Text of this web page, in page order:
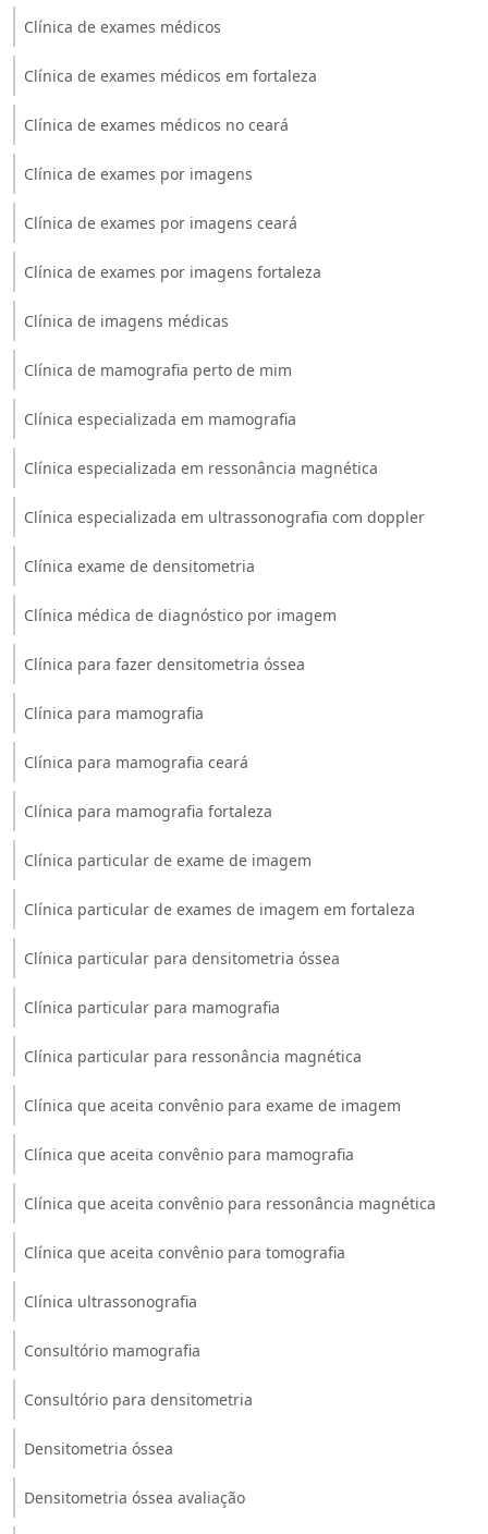
Clínica de exames médicos
Clínica de exames médicos em fortaleza
Clínica de exames médicos no ceará
Clínica de exames por imagens
Clínica de exames por imagens ceará
Clínica de exames por imagens fortaleza
Clínica de imagens médicas
Clínica de mamografia perto de mim
Clínica especializada em mamografia
Clínica especializada em ressonância magnética
Clínica especializada em ultrassonografia com doppler
Clínica exame de densitometria
Clínica médica de diagnóstico por imagem
Clínica para fazer densitometria óssea
Clínica para mamografia
Clínica para mamografia ceará
Clínica para mamografia fortaleza
Clínica particular de exame de imagem
Clínica particular de exames de imagem em fortaleza
Clínica particular para densitometria óssea
Clínica particular para mamografia
Clínica particular para ressonância magnética
Clínica que aceita convênio para exame de imagem
Clínica que aceita convênio para mamografia
Clínica que aceita convênio para ressonância magnética
Clínica que aceita convênio para tomografia
Clínica ultrassonografia
Consultório mamografia
Consultório para densitometria
Densitometria óssea
Densitometria óssea avaliação